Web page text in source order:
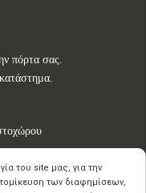
πόρτα σας.
του site μας, για την
των διαφημίσεων,